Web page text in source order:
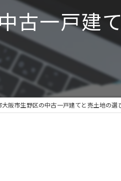
古一戸建
阪市生野区の中古一戸建てと売土地の選